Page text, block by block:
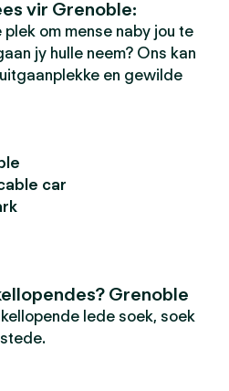
vir Grenoble:
om mense naby jou te
jy hulle neem? Ons kan
en gewilde
car
Grenoble
lede soek, soek